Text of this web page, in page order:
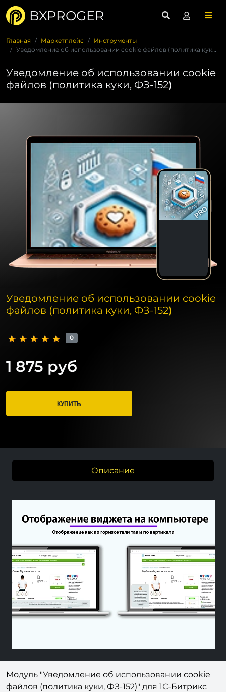
BXPROGER
Главная Маркетплейс
Инструменты
Уведомление об использовании cookie файлов (политика куки, Ф...
Уведомление об использовании cookie
файлов (политика куки, ФЗ-152)
Уведомление об использовании cookie
файлов (политика куки, ФЗ-152)
0
1 875 руб
КУПИТЬ
Описание
Previous Next
Модуль "Уведомление об использовании cookie
файлов (политика куки, ФЗ-152)" для 1С-Битрикс